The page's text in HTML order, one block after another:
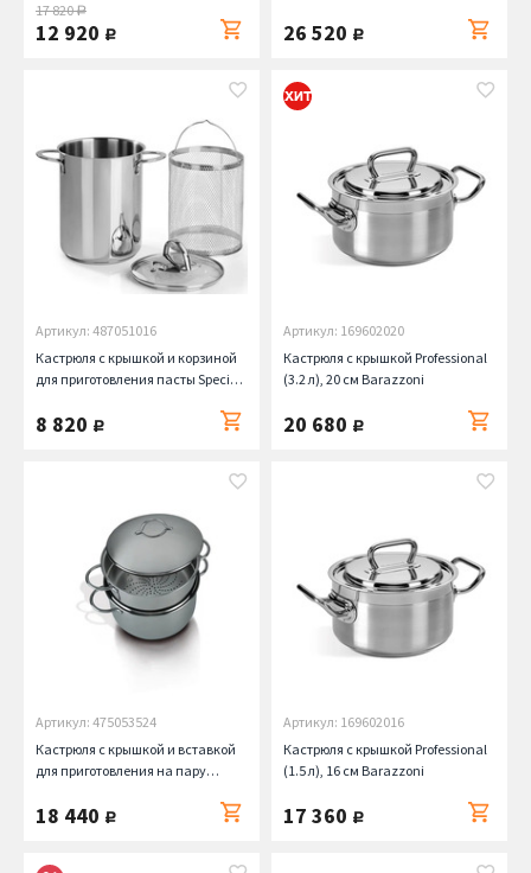
17 820руб.
12 920 руб. 26 520 руб.
Артикул: 487051016
Кастрюля с крышкой и корзиной
для приготовления пасты Speciali
8 820 руб.
Артикул: 169602020
Кастрюля с крышкой Professional
(3.2 л), 20 см Barazzoni
20 680 руб.
Артикул: 475053524
Кастрюля с крышкой и вставкой
для приготовления на пару
18 440 руб.
Артикул: 169602016
Кастрюля с крышкой Professional
(1.5 л), 16 см Barazzoni
17 360 руб.